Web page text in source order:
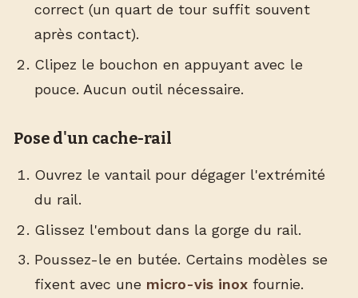
correct (un quart de tour suffit souvent
après contact).
Clipez le bouchon en appuyant avec le
pouce. Aucun outil nécessaire.
Pose d'un cache-rail
Ouvrez le vantail pour dégager l'extrémité
du rail.
Glissez l'embout dans la gorge du rail.
Poussez-le en butée. Certains modèles se
fixent avec une micro-vis inoxfournie.